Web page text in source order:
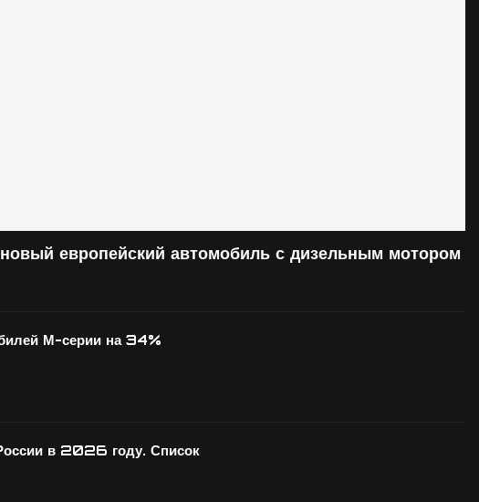
европейский автомобиль с дизельным мотором
М-серии на 34%
в 2026 году. Список